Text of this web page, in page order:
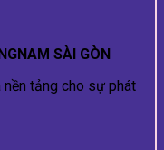
SÀI GÒN
nền tảng cho sự phát